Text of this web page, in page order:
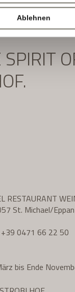
Ablehnen
BODY
RESTAURANT
St. Michael/
+39 0471 66 22 50
bis Ende